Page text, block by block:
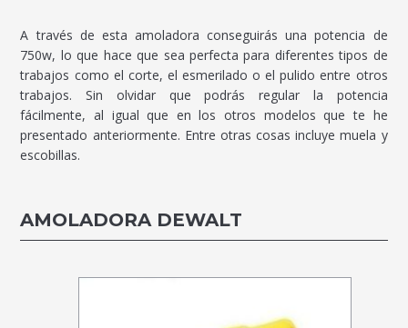
A través de esta amoladora conseguirás una potencia de
750w, lo que hace que sea perfecta para diferentes tipos de
trabajos como el corte, el esmerilado o el pulido entre otros
trabajos. Sin olvidar que podrás regular la potencia
fácilmente, al igual que en los otros modelos que te he
presentado anteriormente. Entre otras cosas incluye muela y
escobillas.
AMOLADORA DEWALT